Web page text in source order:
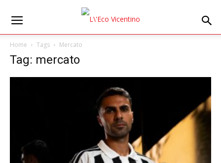
Home Tags Mercato
Tag: mercato